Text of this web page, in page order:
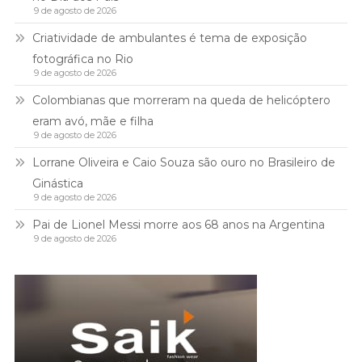
9 de agosto de 2026
Criatividade de ambulantes é tema de exposição
fotográfica no Rio
9 de agosto de 2026
Colombianas que morreram na queda de helicóptero
eram avó, mãe e filha
9 de agosto de 2026
Lorrane Oliveira e Caio Souza são ouro no Brasileiro de
Ginástica
9 de agosto de 2026
Pai de Lionel Messi morre aos 68 anos na Argentina
9 de agosto de 2026